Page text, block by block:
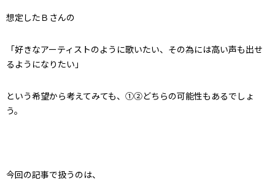
想定したＢさんの
「好きなアーティストのように歌いたい、その為には高い声も出せ
るようになりたい」
という希望から考えてみても、①②どちらの可能性もあるでしょ
う。
今回の記事で扱うのは、